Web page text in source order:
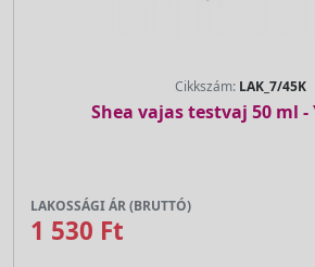
Cikkszám: LAK_7/45K
Shea vajas testvaj 50 ml -
LAKOSSÁGI ÁR (BRUTTÓ)
1 530 Ft